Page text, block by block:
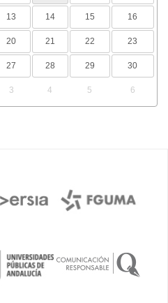
13 14 15 16
20 21 22 23
27 28 29 30
3 4 5 6